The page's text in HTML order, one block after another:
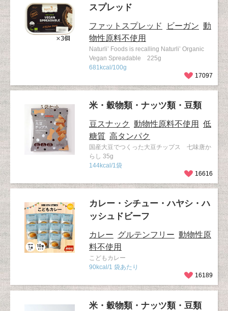
スプレッド
ファットスプレッド ビーガン 動
物性原料不使用
Naturli’ Foods is recalling Naturli’ Organic
Vegan Spreadable 225g
681kcal/100g
17097
米・穀物類・ナッツ類・豆類
豆スナック 動物性原料不使用
低
糖質 高タンパク
国産大豆でつくった大豆チップス 七味唐か
らし 35g
144kcal/1袋
16616
カレー・シチュー・ハヤシ・ハ
ッシュドビーフ
カレー グルテンフリー 動物性原
料不使用
こどもカレー
90kcal/1 袋あたり
16189
米・穀物類・ナッツ類・豆類